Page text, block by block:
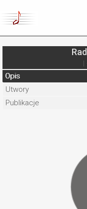
Opis
Utwory
Publikacje